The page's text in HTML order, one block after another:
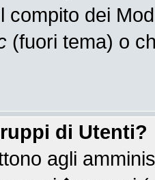
compito dei
(fuori tema) o
di Utenti?
agli